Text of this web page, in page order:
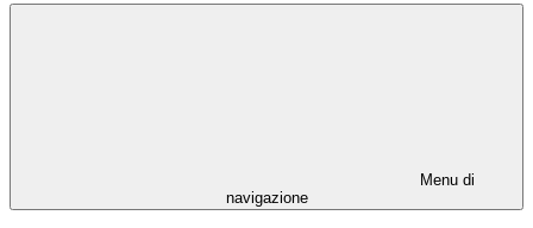
Menu di
navigazione